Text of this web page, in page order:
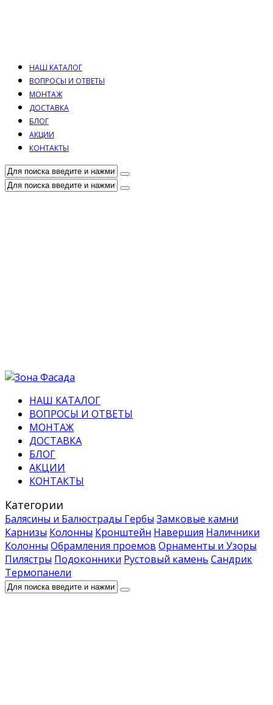
НАШ КАТАЛОГ
ВОПРОСЫ И ОТВЕТЫ
МОНТАЖ
ДОСТАВКА
БЛОГ
АКЦИИ
КОНТАКТЫ
НАШ КАТАЛОГ
ВОПРОСЫ И ОТВЕТЫ
МОНТАЖ
ДОСТАВКА
БЛОГ
АКЦИИ
КОНТАКТЫ
Категории
Балясины и Балюстрады Гербы Замковые камни
Карнизы Колонны Кронштейн Навершия Наличники
Колонны Обрамления проемов Орнаменты и Узоры
Пилястры Подоконники Рустовый камень Сандрик
Термопанели